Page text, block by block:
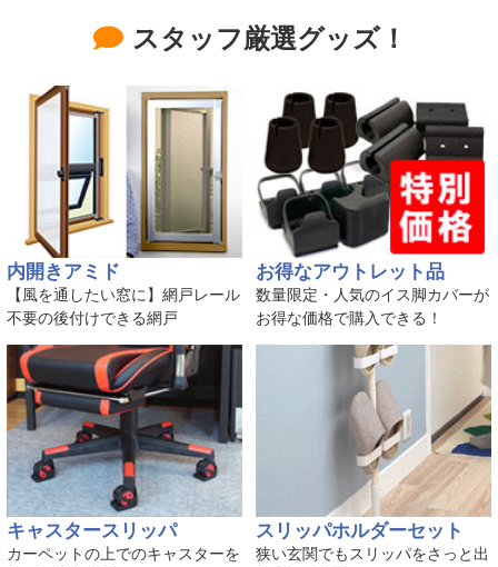
スタッフ厳選グッズ！
内開きアミド
【風を通したい窓に】網戸レール
不要の後付けできる網戸
お得なアウトレット品
数量限定・人気のイス脚カバーが
お得な価格で購入できる！
キャスタースリッパ
カーペットの上でのキャスターを
スリッパホルダーセット
狭い玄関でもスリッパをさっと出